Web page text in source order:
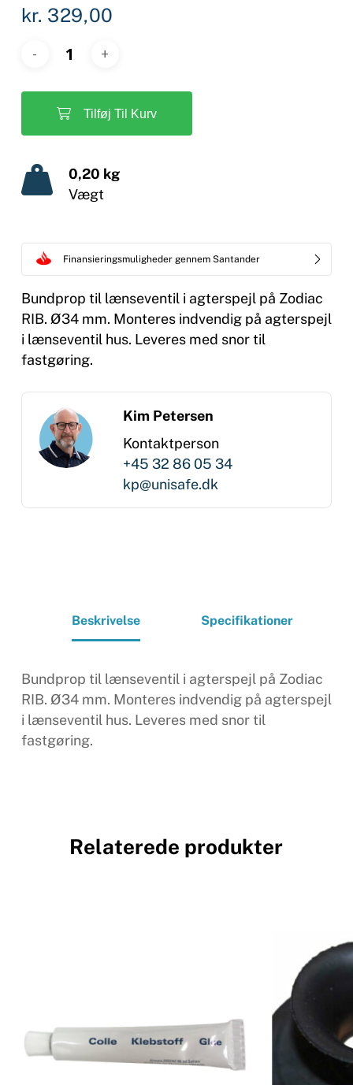
kr. 329,00
Tilføj Til Kurv
0,20 kg
Vægt
Finansieringsmuligheder gennem Santander
Bundprop til lænseventil i agterspejl på Zodiac
RIB. Ø34 mm. Monteres indvendig på agterspejl
i lænseventil hus. Leveres med snor til
fastgøring.
Kim Petersen
Kontaktperson
+45 32 86 05 34
kp@unisafe.dk
Beskrivelse Specifikationer
Bundprop til lænseventil i agterspejl på Zodiac
RIB. Ø34 mm. Monteres indvendig på agterspejl
i lænseventil hus. Leveres med snor til
fastgøring.
Relaterede produkter